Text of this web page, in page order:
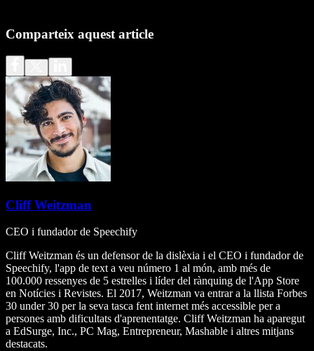
Comparteix aquest article
Cliff Weitzman
CEO i fundador de Speechify
Cliff Weitzman és un defensor de la dislèxia i el CEO i fundador de
Speechify, l'app de text a veu número 1 al món, amb més de
100.000 ressenyes de 5 estrelles i líder del rànquing de l'App Store
en Notícies i Revistes. El 2017, Weitzman va entrar a la llista Forbes
30 under 30 per la seva tasca fent internet més accessible per a
persones amb dificultats d'aprenentatge. Cliff Weitzman ha aparegut
a EdSurge, Inc., PC Mag, Entrepreneur, Mashable i altres mitjans
destacats.